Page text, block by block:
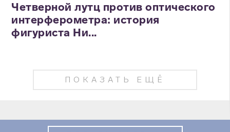
Четверной лутц против оптического
интерферометра: история
фигуриста Ни...
ПОКАЗАТЬ ЕЩЁ